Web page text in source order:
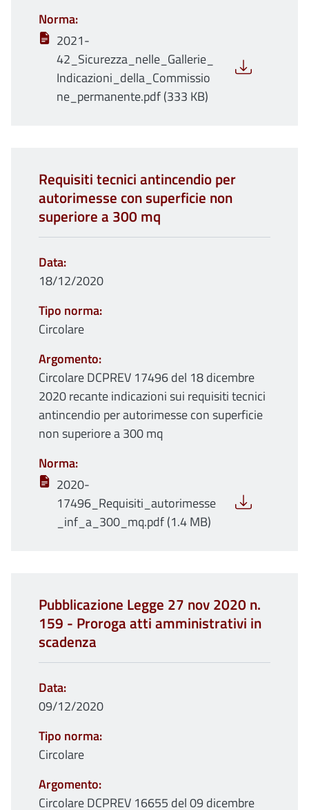
Norma
2021-
42_Sicurezza_nelle_Gallerie_
Indicazioni_della_Commissio
ne_permanente.pdf (333 KB)
Requisiti tecnici antincendio per
autorimesse con superficie non
superiore a 300 mq
Data
18/12/2020
Tipo norma
Circolare
Argomento
Circolare DCPREV 17496 del 18 dicembre
2020 recante indicazioni sui requisiti tecnici
antincendio per autorimesse con superficie
non superiore a 300 mq
Norma
2020-
17496_Requisiti_autorimesse
_inf_a_300_mq.pdf (1.4 MB)
Pubblicazione Legge 27 nov 2020 n.
159 - Proroga atti amministrativi in
scadenza
Data
09/12/2020
Tipo norma
Circolare
Argomento
Circolare DCPREV 16655 del 09 dicembre